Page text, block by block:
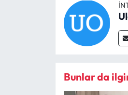
Bunlar da